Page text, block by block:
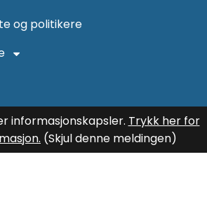
og politikere
informasjonskapsler. Trykk her for
(Skjul denne meldingen)